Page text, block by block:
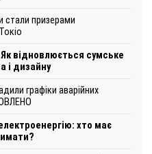
стали призерами
відновлюється сумське
і дизайну
графіки аварійних
хто має